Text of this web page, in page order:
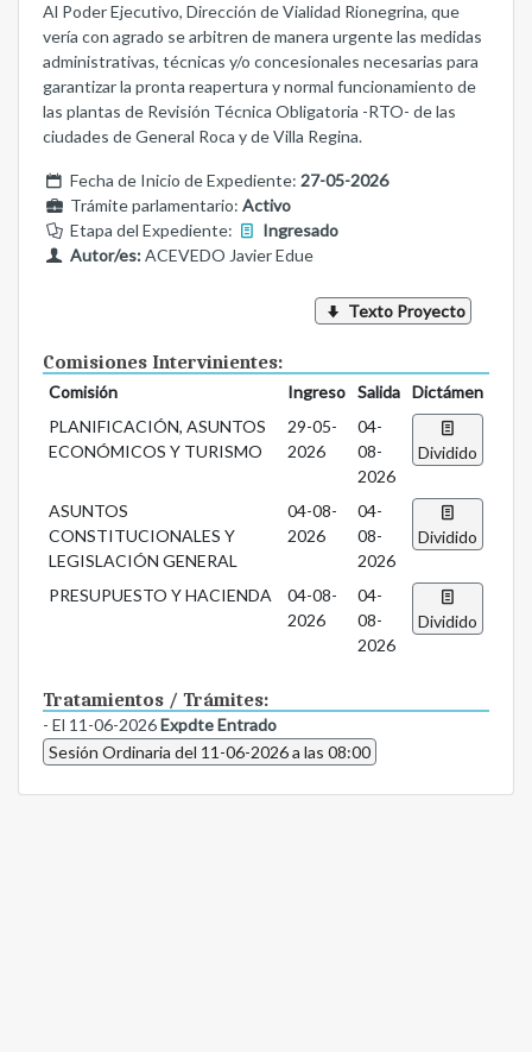
Al Poder Ejecutivo, Dirección de Vialidad Rionegrina, que
vería con agrado se arbitren de manera urgente las medidas
administrativas, técnicas y/o concesionales necesarias para
garantizar la pronta reapertura y normal funcionamiento de
las plantas de Revisión Técnica Obligatoria -RTO- de las
ciudades de General Roca y de Villa Regina.
Fecha de Inicio de Expediente: 27-05-2026
Trámite parlamentario: Activo
Etapa del Expediente:
Ingresado
Autor/es:ACEVEDO Javier Edue
Texto Proyecto
Comisiones Intervinientes:
Comisión Ingreso Salida
Dictámen
PLANIFICACIÓN, ASUNTOS
ECONÓMICOS Y TURISMO
29-05-
2026
04-
08-
2026
Dividido
ASUNTOS
CONSTITUCIONALES Y
LEGISLACIÓN GENERAL
04-08-
2026
04-
08-
2026
Dividido
PRESUPUESTO Y HACIENDA
04-08-
2026
04-
08-
2026
Dividido
Tratamientos / Trámites:
- El 11-06-2026Expdte Entrado
Sesión Ordinaria del 11-06-2026 a las 08:00